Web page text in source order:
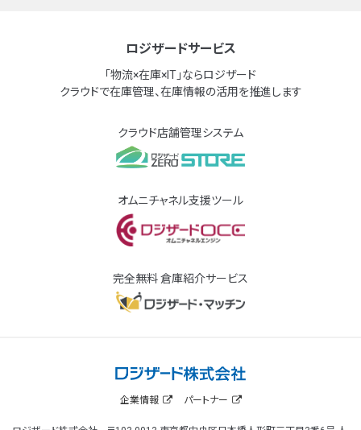
ロジザードサービス
「物流×在庫×IT」ならロジザード
クラウドで在庫管理、在庫情報の活用を推進します
クラウド店舗管理システム
オムニチャネル支援ツール
完全無料 倉庫紹介サービス
企業情報 パートナー